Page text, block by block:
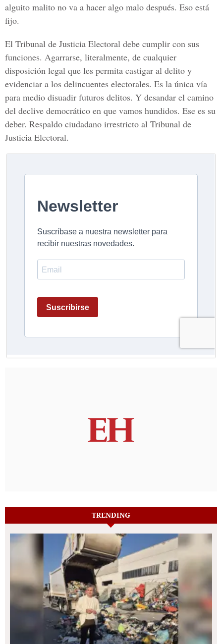
alguito malito no va a hacer algo malo después. Eso está
fijo.
El Tribunal de Justicia Electoral debe cumplir con sus
funciones. Agarrarse, literalmente, de cualquier
disposición legal que les permita castigar al delito y
evidenciar a los delincuentes electorales. Es la única vía
para medio disuadir futuros delitos. Y desandar el camino
del declive democrático en que vamos hundidos. Ese es su
deber. Respaldo ciudadano irrestricto al Tribunal de
Justicia Electoral.
TRENDING